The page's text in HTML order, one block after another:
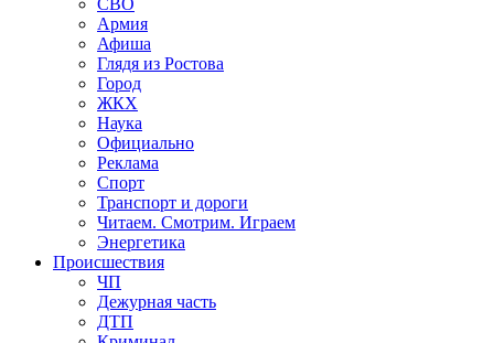
СВО
Армия
Афиша
Глядя из Ростова
Город
ЖКХ
Наука
Официально
Реклама
Спорт
Транспорт и дороги
Читаем. Смотрим. Играем
Энергетика
Происшествия
ЧП
Дежурная часть
ДТП